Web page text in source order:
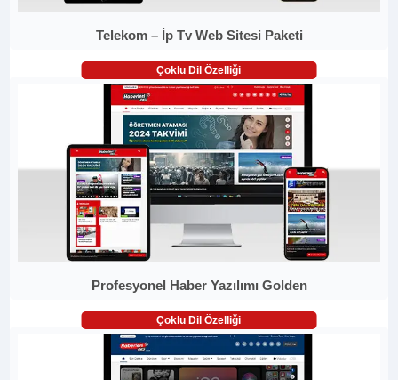
Telekom – İp Tv Web Sitesi Paketi
Çoklu Dil Özelliği
Profesyonel Haber Yazılımı Golden
Çoklu Dil Özelliği